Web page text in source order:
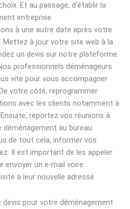
Et au passage, d’établir la
entreprise
à une autre date après votre
Mettez à jour votre site web à la
un devis sur notre plateforme
professionnels déménageurs
vite pour vous accompagner
votre côté, reprogrammer
avec les clients notamment à
reportez vos réunions à
au bureau.
de tout cela, informer vos
Il est important de les appeler
envoyer un e-mail voire
à leur nouvelle adresse.
pour votre déménagement